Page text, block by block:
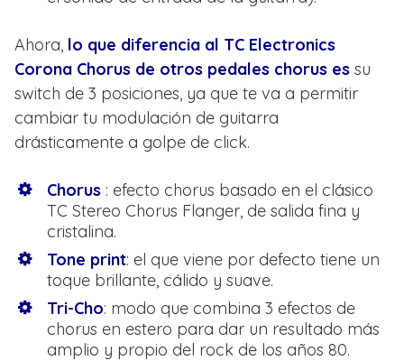
Ahora, lo que diferencia al TC Electronics
Corona Chorus de otros pedales chorus es su
switch de 3 posiciones, ya que te va a permitir
cambiar tu modulación de guitarra
drásticamente a golpe de click.
Chorus : efecto chorus basado en el clásico
TC Stereo Chorus Flanger, de salida fina y
cristalina.
Tone print: el que viene por defecto tiene un
toque brillante, cálido y suave.
Tri-Cho: modo que combina 3 efectos de
chorus en estero para dar un resultado más
amplio y propio del rock de los años 80.